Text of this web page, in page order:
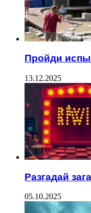
Пройди
13.12.2025
Разгадай
05.10.2025